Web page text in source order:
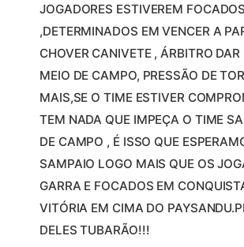
JOGADORES ESTIVEREM FOCADOS
,DETERMINADOS EM VENCER A
CHOVER CANIVETE , ÁRBITRO
MEIO DE CAMPO, PRESSÃO DE
MAIS,SE O TIME ESTIVER
TEM NADA QUE IMPEÇA O TIME
DE CAMPO , É ISSO QUE
SAMPAIO LOGO MAIS QUE OS
GARRA E FOCADOS EM
VITÓRIA EM CIMA DO
DELES TUBARÃO!!!